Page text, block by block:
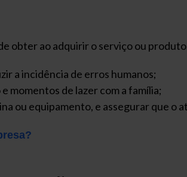
obter ao adquirir o serviço ou
a incidência de erros humanos;
momentos de lazer com a família;
ou equipamento, e assegurar que o